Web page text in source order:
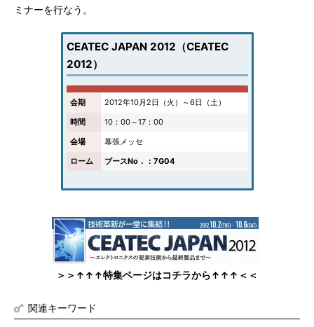
ミナーを行なう。
CEATEC JAPAN 2012（CEATEC
2012）
会期
2012年10月2日（火）～6日（土）
時間
10：00～17：00
会場
幕張メッセ
ローム
ブースNo．：7G04
＞＞↑↑↑特集ページはコチラから↑↑↑＜＜
関連キーワード